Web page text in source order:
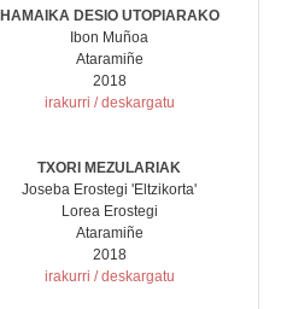
HAMAIKA DESIO UTOPIARAKO
Ibon Muñoa
Ataramiñe
2018
irakurri / deskargatu
TXORI MEZULARIAK
Joseba Erostegi 'Eltzikorta'
Lorea Erostegi
Ataramiñe
2018
irakurri / deskargatu